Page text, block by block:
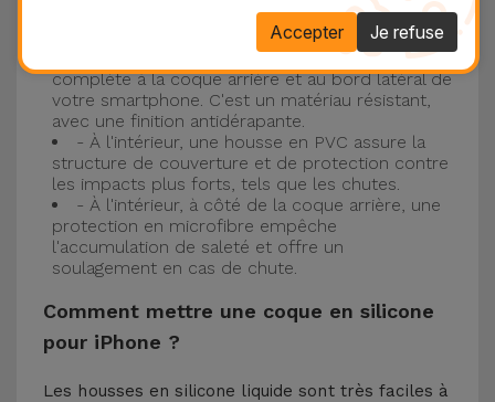
maximum les accidents et les casses !
- Une première couche de silicone liquide
donne de la couleur et une couverture
complète à la coque arrière et au bord latéral de
votre smartphone. C'est un matériau résistant,
avec une finition antidérapante.
- À l'intérieur, une housse en PVC assure la
structure de couverture et de protection contre
les impacts plus forts, tels que les chutes.
- À l'intérieur, à côté de la coque arrière, une
protection en microfibre empêche
l'accumulation de saleté et offre un
soulagement en cas de chute.
Comment mettre une coque en silicone
pour iPhone ?
Les housses en silicone liquide sont très faciles à
Je refuse
Accepter